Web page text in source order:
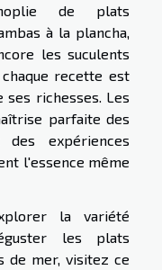
de plats
à la plancha,
les suculents
recette est
richesses. Les
parfaite des
expériences
l'essence même
la variété
les plats
de mer, visitez ce